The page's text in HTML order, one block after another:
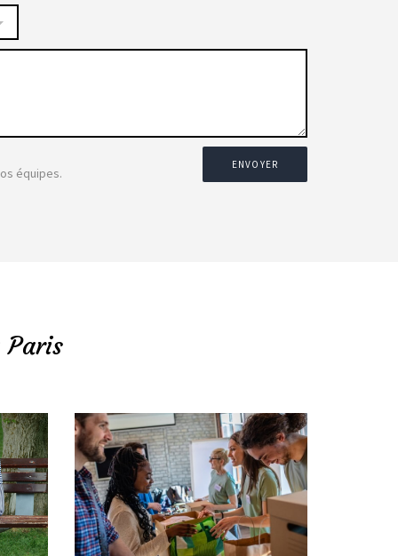
équipes.
ENVOYER
Paris